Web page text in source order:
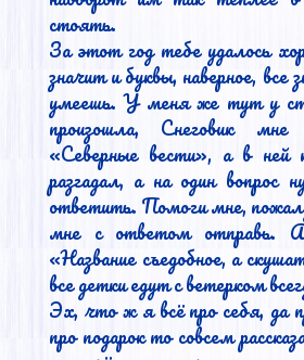
стоять.
За этот год тебе удалось
значит и буквы, наверное, все
умеешь. У меня же тут у
произошла, Снеговик мне
«Северные вести», а в ней
разгадал, а на один вопрос
ответить. Помоги мне,
мне с ответом отправь. А
«Название съедобное, а
все детки едут с ветерком
Эх, что ж я всё про себя, да
про подарок то совсем